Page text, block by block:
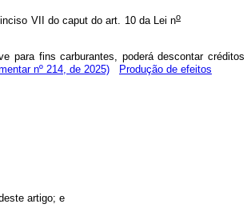
VII do caput do art. 10 da Lei no
para fins carburantes, poderá descontar créditos
nº 214, de 2025) Produção de efeitos
artigo; e